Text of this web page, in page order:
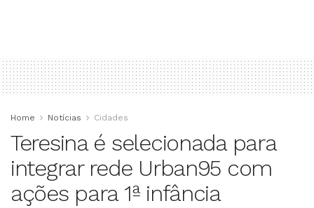
Home Notícias Cidades
Teresina é selecionada para
integrar rede Urban95 com
ações para 1ª infância